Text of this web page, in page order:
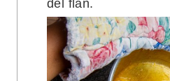
del flan.